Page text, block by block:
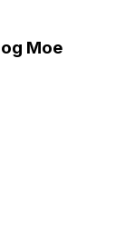
Moe